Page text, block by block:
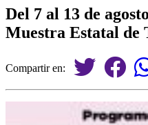
Del 7 al 13 de
Muestra Estatal de
Compartir en: